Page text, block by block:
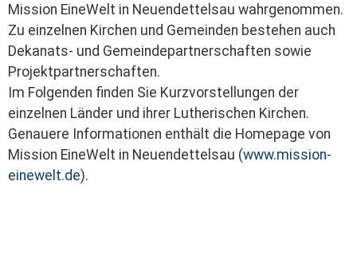
Mission EineWelt in Neuendettelsau wahrgenommen.
Zu einzelnen Kirchen und Gemeinden bestehen auch
Dekanats- und Gemeindepartnerschaften sowie
Projektpartnerschaften.
Im Folgenden finden Sie Kurzvorstellungen der
einzelnen Länder und ihrer Lutherischen Kirchen.
Genauere Informationen enthält die Homepage von
Mission EineWelt in Neuendettelsau (www.mission-
einewelt.de).